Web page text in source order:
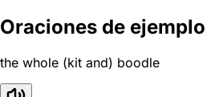
Oraciones de ejemplo
the whole (kit and) boodle